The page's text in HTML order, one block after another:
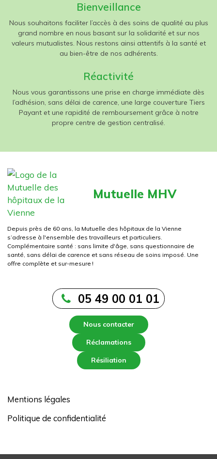
Bienveillance
Nous souhaitons faciliter l’accès à des soins de qualité au plus
grand nombre en nous basant sur la solidarité et sur nos
valeurs mutualistes. Nous restons ainsi attentifs à la santé et
au bien-être de nos adhérents.
Réactivité
Nous vous garantissons une prise en charge immédiate dès
l’adhésion, sans délai de carence, une large couverture Tiers
Payant et une rapidité de remboursement grâce à notre
propre centre de gestion centralisé.
Mutuelle MHV
Depuis près de 60 ans, la Mutuelle des hôpitaux de la Vienne
s’adresse à l'ensemble des travailleurs et particuliers.
Complémentaire santé : sans limite d'âge, sans questionnaire de
santé, sans délai de carence et sans réseau de soins imposé. Une
offre complète et sur-mesure !
05 49 00 01 01
Nous contacter
Réclamations
Résiliation
Mentions légales
Politique de confidentialité